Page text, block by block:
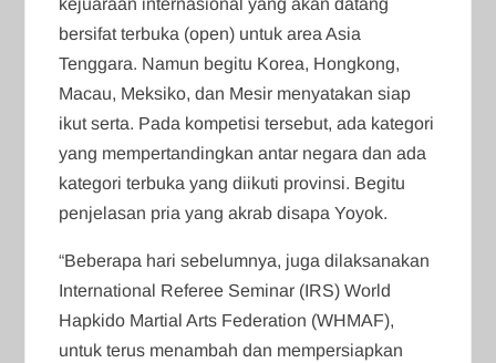
bersifat terbuka (open) untuk area Asia
Tenggara. Namun begitu Korea, Hongkong,
Macau, Meksiko, dan Mesir menyatakan siap
ikut serta. Pada kompetisi tersebut, ada kategori
yang mempertandingkan antar negara dan ada
kategori terbuka yang diikuti provinsi. Begitu
penjelasan pria yang akrab disapa Yoyok.
“Beberapa hari sebelumnya, juga dilaksanakan
International Referee Seminar (IRS) World
Hapkido Martial Arts Federation (WHMAF),
untuk terus menambah dan mempersiapkan